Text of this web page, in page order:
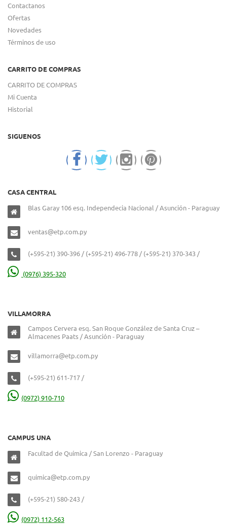
Contactanos
Ofertas
Novedades
Términos de uso
CARRITO DE COMPRAS
CARRITO DE COMPRAS
Mi Cuenta
Historial
SIGUENOS
CASA CENTRAL
Blas Garay 106 esq. Independecia Nacional / Asunción - Paraguay
ventas@etp.com.py
(+595-21) 390-396 / (+595-21) 496-778 / (+595-21) 370-343 /
(0976) 395-320
VILLAMORRA
Campos Cervera esq. San Roque González de Santa Cruz –
Almacenes Paats / Asunción - Paraguay
villamorra@etp.com.py
(+595-21) 611-717 /
(0972) 910-710
CAMPUS UNA
Facultad de Química / San Lorenzo - Paraguay
quimica@etp.com.py
(+595-21) 580-243 /
(0972) 112-563